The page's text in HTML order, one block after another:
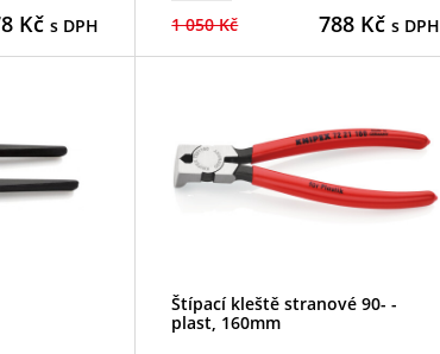
Kčs DPH 1 050 Kč 788 Kčs DPH
Štípací kleště stranové 90- -
plast, 160mm